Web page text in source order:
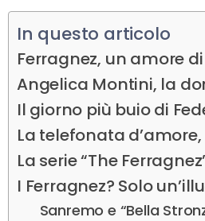
In questo articolo
Ferragnez, un amore
Angelica Montini, la
Il giorno più buio di
La telefonata
La serie “The
I Ferragnez? Solo
Sanremo e “Bella